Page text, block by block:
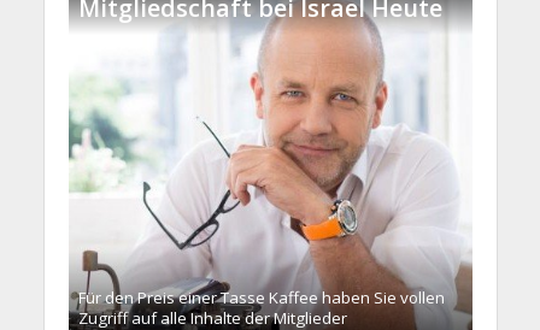
Mitgliedschaft bei Israel Heute
Für den Preis einer Tasse Kaffee haben Sie vollen
Zugriff auf alle Inhalte der Mitglieder